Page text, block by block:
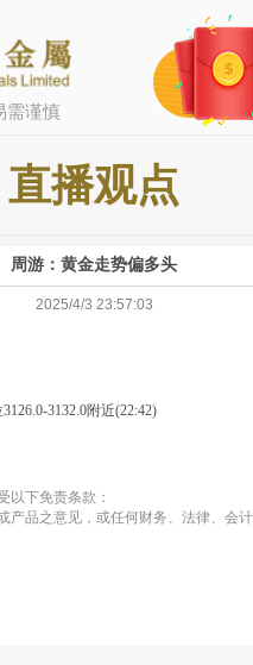
需谨慎
直播观点
周游：黄金走势偏多头
2025/4/3 23:57:03
3132.0附近(22:42)
以下免责条款：
品之意见，或任何财务、法律、会